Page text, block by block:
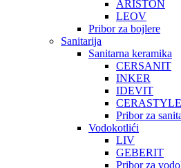
ARISTON
LEOV
Pribor za bojlere
Sanitarija
Sanitarna keramika
CERSANIT
INKER
IDEVIT
CERASTYLE
Pribor za
Vodokotlići
LIV
GEBERIT
Pribor za